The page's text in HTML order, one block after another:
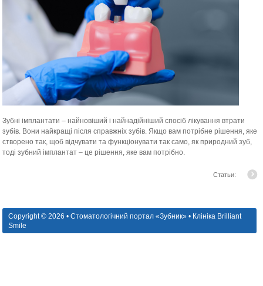
Зубні імплантати – найновіший і найнадійніший спосіб лікування втрати
зубів. Вони найкращі після справжніх зубів. Якщо вам потрібне рішення, яке
створено так, щоб відчувати та функціонувати так само, як природний зуб,
тоді зубний імплантат – це рішення, яке вам потрібно.
Статьи:
Copyright © 2026 • Стоматологічний портал «Зубник» • Клініка Brilliant
Smile